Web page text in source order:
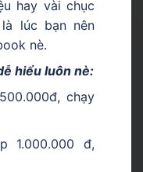
hay vài chục
lúc bạn nên
nè.
hiểu luôn nè:
chạy
1.000.000 đ,